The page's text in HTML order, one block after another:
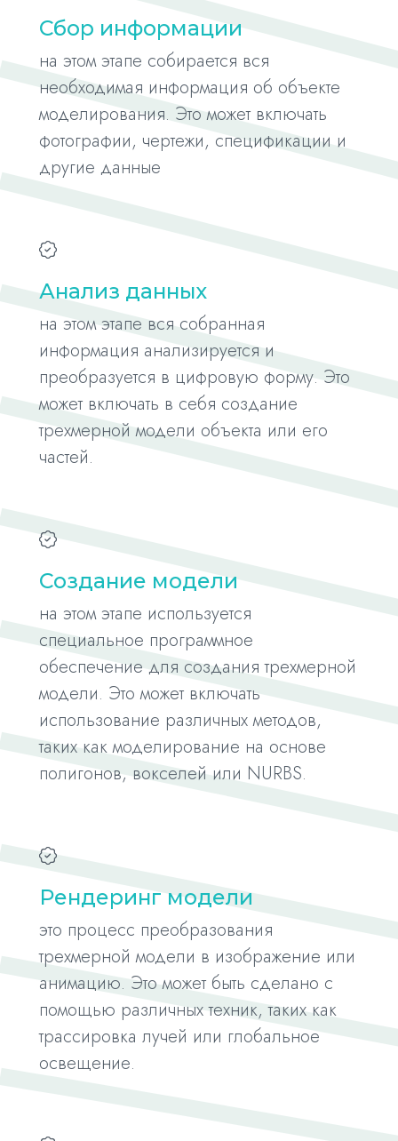
Сбор информации
на этом этапе собирается вся
необходимая информация об объекте
моделирования. Это может включать
фотографии, чертежи, спецификации и
другие данные
Анализ данных
на этом этапе вся собранная
информация анализируется и
преобразуется в цифровую форму. Это
может включать в себя создание
трехмерной модели объекта или его
частей.
Создание модели
на этом этапе используется
специальное программное
обеспечение для создания трехмерной
модели. Это может включать
использование различных методов,
таких как моделирование на основе
полигонов, вокселей или NURBS.
Рендеринг модели
это процесс преобразования
трехмерной модели в изображение или
анимацию. Это может быть сделано с
помощью различных техник, таких как
трассировка лучей или глобальное
освещение.